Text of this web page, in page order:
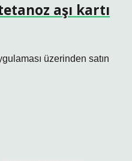
aşı kartı
üzerinden satın